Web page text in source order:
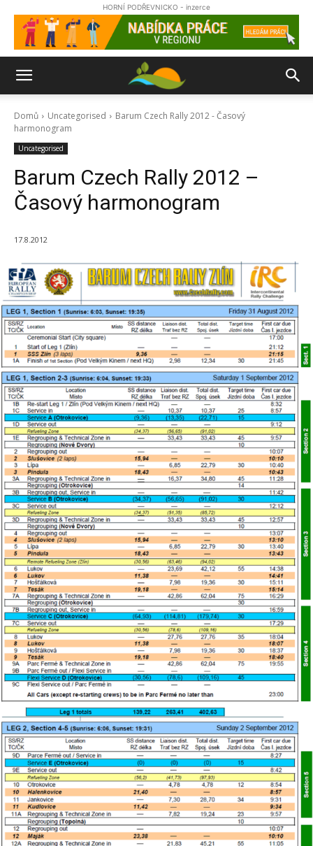
HORNÍ PODŘEVNICKO - inzerce
Domů Uncategorised
Barum Czech Rally 2012 - Časový
harmonogram
Uncategorised
Barum Czech Rally 2012 –
Časový harmonogram
17.8.2012